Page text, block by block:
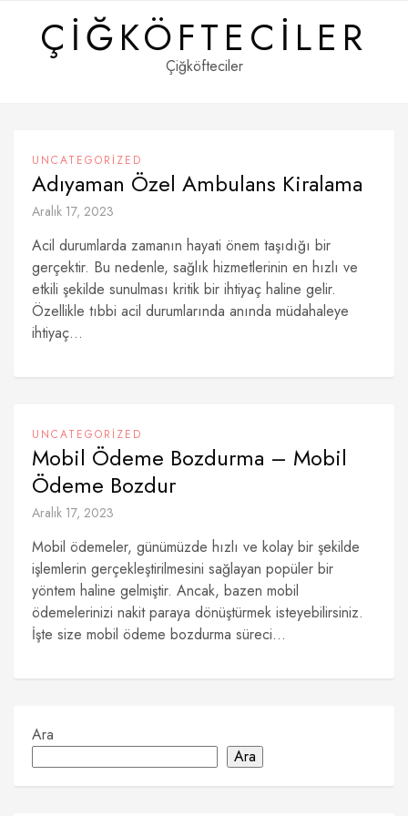
ÇIĞKÖFTECILER
Çiğköfteciler
UNCATEGORIZED
Adıyaman Özel Ambulans Kiralama
Aralık 17, 2023
Acil durumlarda zamanın hayati önem taşıdığı bir
gerçektir. Bu nedenle, sağlık hizmetlerinin en hızlı ve
etkili şekilde sunulması kritik bir ihtiyaç haline gelir.
Özellikle tıbbi acil durumlarında anında müdahaleye
ihtiyaç...
UNCATEGORIZED
Mobil Ödeme Bozdurma – Mobil
Ödeme Bozdur
Aralık 17, 2023
Mobil ödemeler, günümüzde hızlı ve kolay bir şekilde
işlemlerin gerçekleştirilmesini sağlayan popüler bir
yöntem haline gelmiştir. Ancak, bazen mobil
ödemelerinizi nakit paraya dönüştürmek isteyebilirsiniz.
İşte size mobil ödeme bozdurma süreci...
Ara
Ara